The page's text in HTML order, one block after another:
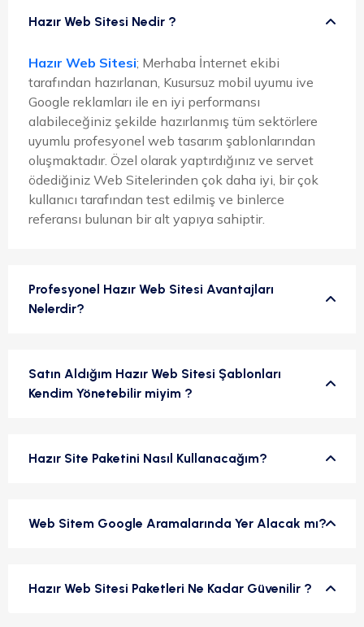
Hazır Web Sitesi Nedir ?
Hazır Web Sitesi; Merhaba İnternet ekibi
tarafından hazırlanan, Kusursuz mobil uyumu ive
Google reklamları ile en iyi performansı
alabileceğiniz şekilde hazırlanmış tüm sektörlere
uyumlu profesyonel web tasarım şablonlarından
oluşmaktadır. Özel olarak yaptırdığınız ve servet
ödediğiniz Web Sitelerinden çok daha iyi, bir çok
kullanıcı tarafından test edilmiş ve binlerce
referansı bulunan bir alt yapıya sahiptir.
Profesyonel Hazır Web Sitesi Avantajları
Nelerdir?
Satın Aldığım Hazır Web Sitesi Şablonları
Kendim Yönetebilir miyim ?
Hazır Site Paketini Nasıl Kullanacağım?
Web Sitem Google Aramalarında Yer Alacak mı?
Hazır Web Sitesi Paketleri Ne Kadar Güvenilir ?